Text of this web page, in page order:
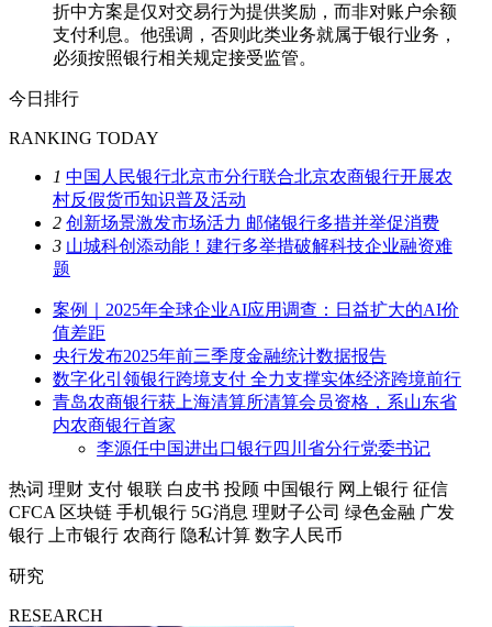
折中方案是仅对交易行为提供奖励，而非对账户余额
支付利息。他强调，否则此类业务就属于银行业务，
必须按照银行相关规定接受监管。
今日排行
RANKING TODAY
1 中国人民银行北京市分行联合北京农商银行开展农
村反假货币知识普及活动
2 创新场景激发市场活力 邮储银行多措并举促消费
3 山城科创添动能！建行多举措破解科技企业融资难
题
案例｜2025年全球企业AI应用调查：日益扩大的AI价
值差距
央行发布2025年前三季度金融统计数据报告
数字化引领银行跨境支付 全力支撑实体经济跨境前行
青岛农商银行获上海清算所清算会员资格，系山东省
内农商银行首家
李源任中国进出口银行四川省分行党委书记
热词 理财 支付 银联 白皮书 投顾 中国银行 网上银行 征信
CFCA 区块链 手机银行 5G消息 理财子公司 绿色金融 广发
银行
上市银行 农商行 隐私计算 数字人民币
研究
RESEARCH